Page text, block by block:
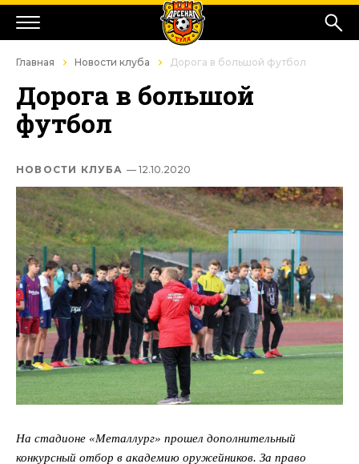
Главная Новости клуба Дорога в большой футбол
Дорога в большой
футбол
НОВОСТИ КЛУБА — 12.10.2020
На стадионе «Металлург» прошел дополнительный
конкурсный отбор в академию оружейников. За право